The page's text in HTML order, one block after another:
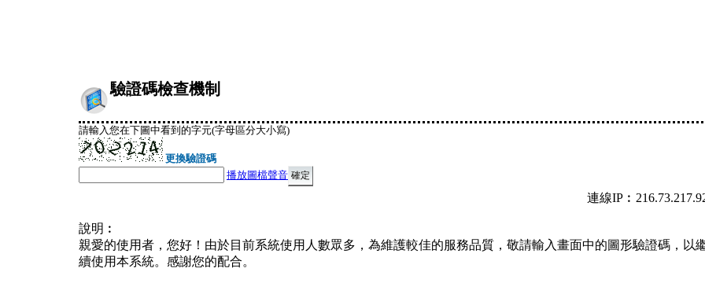
驗證碼檢查機制
請輸入您在下圖中看到的字元(字母區分大小寫)
更換驗證碼
播放圖檔聲音
連線
說明︰
親愛的使用者，您好！由於目前系統使用人數眾多，為維護較佳的服務品質，敬請輸入畫面中的圖形驗證碼，以
續使用本系統。感謝您的配合。